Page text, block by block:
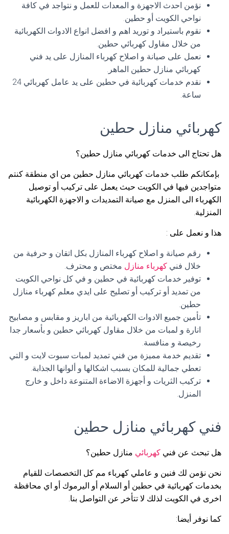
نؤمن احدث الاجهزة و المعدات للعمل و نتواجد في كافة
نواحي الكويت أو حطين.
نقوم باستيراد و توريد اهم و افضل انواع الادوات الكهربائية
من خلال مقاول كهربائي حطين.
نعمل على صيانة و اصلاح كهرباء المنازل على يد فني
كهربائي منازل حطين الماهر.
نقدم خدمات كهربائية في حطين على يد عامل كهربائي 24
ساعة.
كهربائي منازل حطين
هل تحتاج الى خدمات كهربائي منازل حطين؟
بإمكانكم طلب خدمات كهربائي منازل حطين من اي منطقة كنتم
متواجدين فيها في الكويت حيث يعمل على تركيب أو توصيل
الكهرباء الى المنزل مع صيانة التمديدات و الاجهزة الكهربائية
المنزلية.
هذا و نعمل على :
رقم صيانة و اصلاح كهرباء المنازل بكل اتقان و حرفية من
خلال فني كهرباء منازل مختص و محترف.
توفير خدمات كهربائية في حطين و في كل نواحي الكويت
من تمديد أو تركيب أو تصليح على ايدي معلم كهرباء منازل
حطين.
تأمين جميع الادوات الكهربائية من اباريز و مقابس و مصابيح
انارة و لمبات من خلال مقاول كهربائي حطين و بأسعار جدا
رخيصة و منافسة.
تقديم خدمة مميزة من فني تمديد لمبات سبوت لايت و التي
تعطي جمالية للمكان بسبب اشكالها و ألوانها الجذابة.
تركيب الثريات و أجهزة الاضاءة المتنوعة داخل و خارج
المنزل.
فني كهربائي منازل حطين
هل تبحث عن فني كهربائي منازل حطين؟
نحن نؤمن لك فنين و عاملي كهرباء مم كل التخصصات للقيام
بخدمات كهربائية في حطين أو السلام أو اليرموك أو اي محافظة
اخرى في الكويت لذلك لا تتأخر عن التواصل بنا.
كما نوفر أيضا: